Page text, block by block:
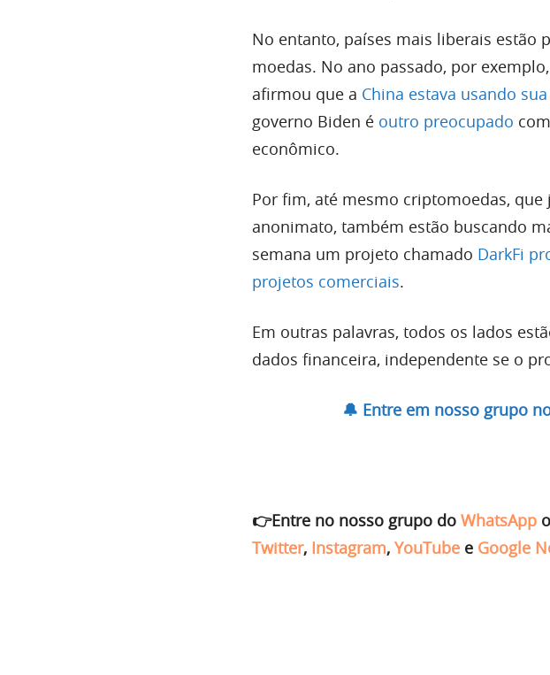
No entanto, países mais liberais estão
moedas. No ano passado, por
afirmou que a China estava usando
governo Biden é outro preocupado
econômico.
Por fim, até mesmo criptomoedas,
anonimato, também estão buscando
semana um projeto chamado DarkFi
projetos comerciais.
Em outras palavras, todos os lados
dados financeira, independente se o
🔔 Entre em nosso grupo
👉Entre no nosso grupo do WhatsApp
Twitter, Instagram, YouTube e Google